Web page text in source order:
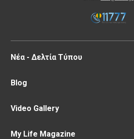
Νέα - Δελτία Τύπου
Blog
Video Gallery
My Life Magazine